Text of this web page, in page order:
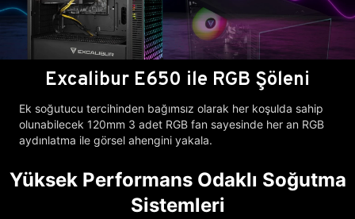
Excalibur E650 ile RGB Şöleni
Ek soğutucu tercihinden bağımsız olarak her koşulda sahip
olunabilecek 120mm 3 adet RGB fan sayesinde her an RGB
aydınlatma ile görsel ahengini yakala.
Yüksek Performans Odaklı Soğutma
Sistemleri